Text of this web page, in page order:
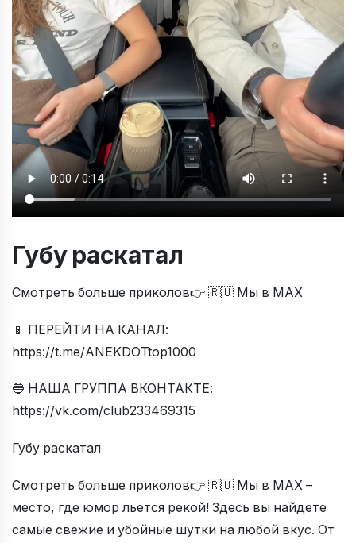
Губу раскатал
Смотреть больше приколов👉 🇷🇺 Мы в МАХ
📱 ПЕРЕЙТИ НА КАНАЛ:
https://t.me/ANEKDOTtop1000
🔵 НАША ГРУППА ВКОНТАКТЕ:
https://vk.com/club233469315
Губу раскатал
Смотреть больше приколов👉 🇷🇺 Мы в МАХ –
место, где юмор льется рекой! Здесь вы найдете
самые свежие и убойные шутки на любой вкус. От